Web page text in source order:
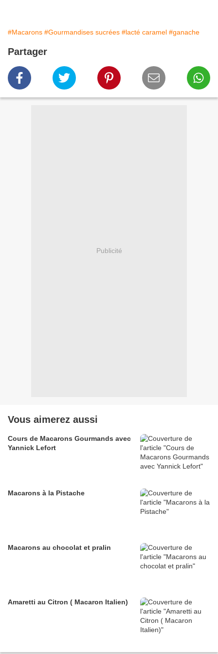
#Macarons #Gourmandises sucrées #lacté caramel #ganache
Partager
Publicité
Vous aimerez aussi
Cours de Macarons Gourmands avec
Yannick Lefort
Macarons à la Pistache
Macarons au chocolat et pralin
Amaretti au Citron ( Macaron Italien)